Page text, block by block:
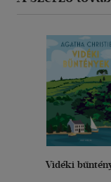
Vidéki